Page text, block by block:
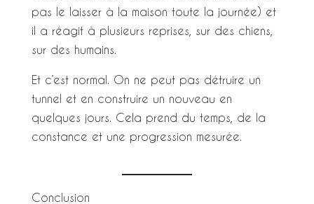
pas le laisser à la maison toute la journée) et
il a réagit à plusieurs reprises, sur des chiens,
sur des humains.
Et c’est normal. On ne peut pas détruire un
tunnel et en construire un nouveau en
quelques jours. Cela prend du temps, de la
constance et une progression mesurée.
Conclusion